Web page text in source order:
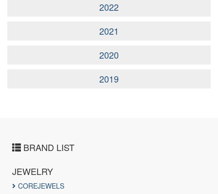
2022
2021
2020
2019
BRAND LIST
JEWELRY
COREJEWELS